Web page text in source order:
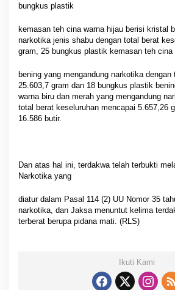
bungkus plastik
kemasan teh cina warna hijau berisi kristal
narkotika jenis shabu dengan total berat
gram, 25 bungkus plastik kemasan teh cina
bening yang mengandung narkotika
25.603,7 gram dan 18 bungkus plastik
warna biru dan merah yang mengandung
total berat keseluruhan mencapai 5.657,26
16.586 butir.
Dan atas hal ini, terdakwa telah terbukti
Narkotika yang
diatur dalam Pasal 114 (2) UU Nomor 35
narkotika, dan Jaksa menuntut kelima
terberat berupa pidana mati. (RLS)
Ikuti Kami